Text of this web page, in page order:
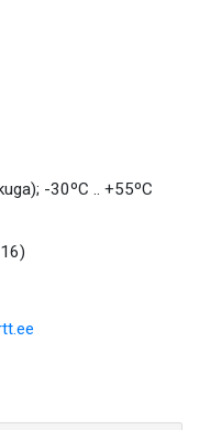
-30ºC .. +55ºC